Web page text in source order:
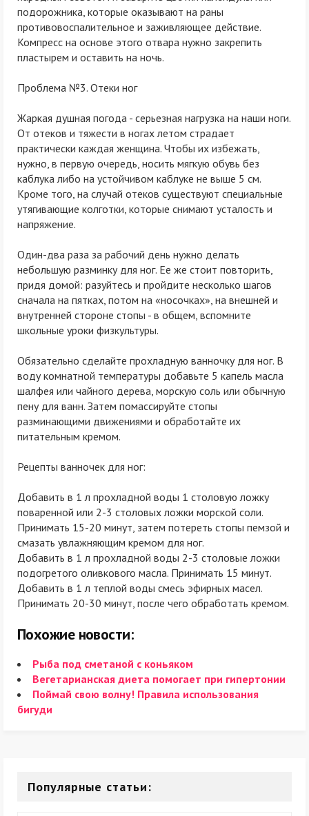
подорожника, которые оказывают на раны
противовоспалительное и заживляющее действие.
Компресс на основе этого отвара нужно закрепить
пластырем и оставить на ночь.
Проблема №3. Отеки ног
Жаркая душная погода - серьезная нагрузка на наши ноги.
От отеков и тяжести в ногах летом страдает
практически каждая женщина. Чтобы их избежать,
нужно, в первую очередь, носить мягкую обувь без
каблука либо на устойчивом каблуке не выше 5 см.
Кроме того, на случай отеков существуют специальные
утягивающие колготки, которые снимают усталость и
напряжение.
Один-два раза за рабочий день нужно делать
небольшую разминку для ног. Ее же стоит повторить,
придя домой: разуйтесь и пройдите несколько шагов
сначала на пятках, потом на «носочках», на внешней и
внутренней стороне стопы - в общем, вспомните
школьные уроки физкультуры.
Обязательно сделайте прохладную ванночку для ног. В
воду комнатной температуры добавьте 5 капель масла
шалфея или чайного дерева, морскую соль или обычную
пену для ванн. Затем помассируйте стопы
разминающими движениями и обработайте их
питательным кремом.
Рецепты ванночек для ног:
Добавить в 1 л прохладной воды 1 столовую ложку
поваренной или 2-3 столовых ложки морской соли.
Принимать 15-20 минут, затем потереть стопы пемзой и
смазать увлажняющим кремом для ног.
Добавить в 1 л прохладной воды 2-3 столовые ложки
подогретого оливкового масла. Принимать 15 минут.
Добавить в 1 л теплой воды смесь эфирных масел.
Принимать 20-30 минут, после чего обработать кремом.
Похожие новости:
Рыба под сметаной с коньяком
Вегетарианская диета помогает при гипертонии
Поймай свою волну! Правила использования
бигуди
Популярные статьи: